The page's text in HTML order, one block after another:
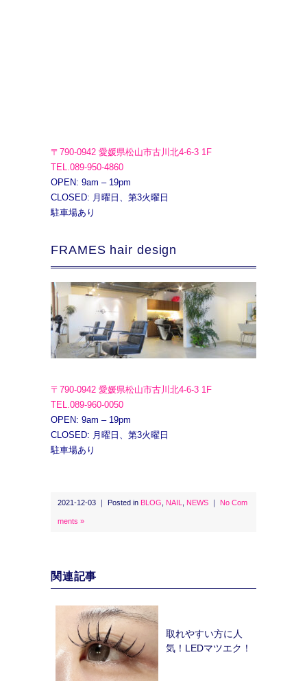
〒790-0942 愛媛県松山市古川北4-6-3 1F
TEL.089-950-4860
OPEN: 9am – 19pm
CLOSED: 月曜日、第3火曜日
駐車場あり
FRAMES hair design
〒790-0942 愛媛県松山市古川北4-6-3 1F
TEL.089-960-0050
OPEN: 9am – 19pm
CLOSED: 月曜日、第3火曜日
駐車場あり
2021-12-03 ｜ Posted in BLOG NAIL NEWS ｜ No Com
ments »
関連記事
取れやすい方に人
気！LEDマツエク！